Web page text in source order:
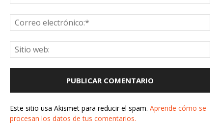
Este sitio usa Akismet para reducir el spam. Aprende cómo se
procesan los datos de tus comentarios.